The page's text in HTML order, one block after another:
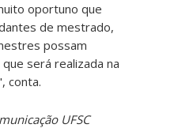
oportuno que
de mestrado,
possam
será realizada na
conta.
UFSC